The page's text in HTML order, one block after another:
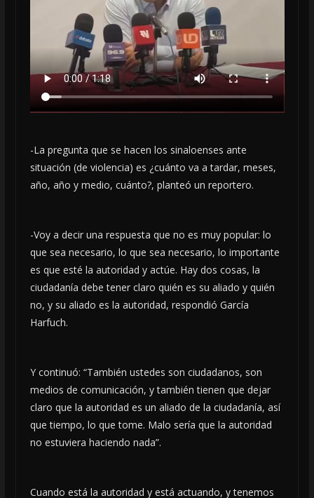
-La pregunta que se hacen los sinaloenses ante
situación (de violencia) es ¿cuánto va a tardar, meses,
año, año y medio, cuánto?, planteó un reportero.
-Voy a decir una respuesta que no es muy popular: lo
que sea necesario, lo que sea necesario, lo importante
es que esté la autoridad y actúe. Hay dos cosas, la
ciudadanía debe tener claro quién es su aliado y quién
no, y su aliado es la autoridad, respondió García
Harfuch.
Y continuó: “También ustedes son ciudadanos, son
medios de comunicación, y también tienen que dejar
claro que la autoridad es un aliado de la ciudadanía, así
que tiempo, lo que tome. Malo sería que la autoridad
no estuviera haciendo nada”.
Cuando está la autoridad y está actuando, y tenemos